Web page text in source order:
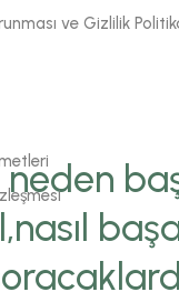
ve Gizlilik